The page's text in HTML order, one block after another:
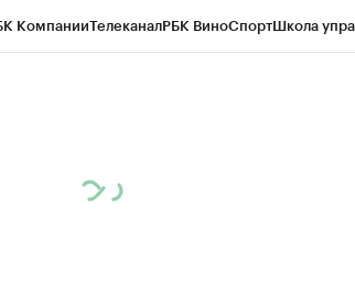
КомпанииТелеканалРБК ВиноСпортШкола